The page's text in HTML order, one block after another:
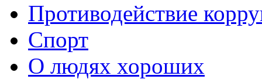
Противодействие
Спорт
О людях хороших